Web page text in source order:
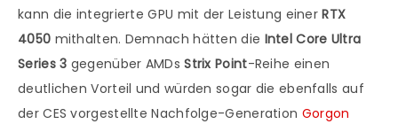
kann die integrierte GPU mit der Leistung einerRTX
4050 mithalten. Demnach hätten die Intel Core Ultra
Series 3 gegenüber AMDsStrix Point-Reihe einen
deutlichen Vorteil und würden sogar die ebenfalls auf
der CES vorgestellte Nachfolge-Generation Gorgon